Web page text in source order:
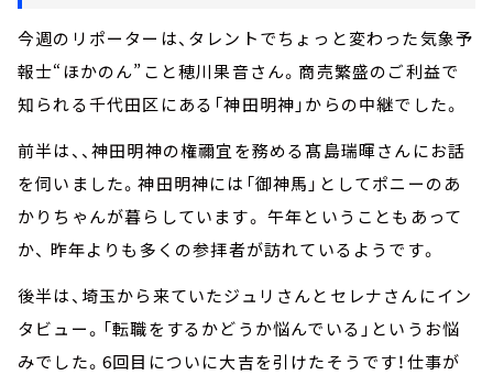
今週のリポーターは、タレントでちょっと変わった気象予
報士“ほかのん”こと穂川果音さん。商売繁盛のご利益で
知られる千代田区にある「神田明神」からの中継でした。
前半は、、神田明神の権禰宜を務める髙島瑞暉さんにお話
を伺いました。神田明神には「御神馬」としてポニーのあ
かりちゃんが暮らしています。 午年ということもあって
か、 昨年よりも多くの参拝者が訪れているようです。
後半は、埼玉から来ていたジュリさんとセレナさんにイン
タビュー。「転職をするかどうか悩んでいる」というお悩
みでした。6回目についに大吉を引けたそうです！仕事が